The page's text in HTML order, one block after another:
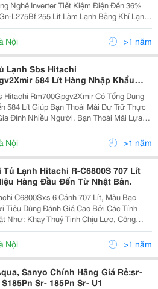
Nghệ Inverter Tiết Kiệm Điện Đến 36%
L275Bf 255 Lít Làm Lạnh Bằng Khí Lạnh
Bảo Độ Tươi Ngon Của Thực Phẩm. Tủ
L275Bf 255 Lít Với Dung Tích Ch
Nội >1 năm
Lạnh Sbs Hitachi
584 Lít Hàng Nhập Khẩu
Rẻ
Hitachi Rm700Gpgv2Xmir Có Tổng Dung
584 Lít Giúp Bạn Thoải Mái Dự Trữ Thực
Đình Nhiều Người. Bạn Thoải Mái Lựa
Trữ Các Loại Thực Phẩm Yêu Thích Mà
Không Cần Lo Lắng. Tủ Lạnh Hitachi Rm700Pgv2Xmir C
Nội >1 năm
Tủ Lạnh Hitachi R-C6800S 707 Lít
Hàng Đầu Đến Từ Nhật Bản.
C6800Sxs 6 Cánh 707 Lít, Màu Bạc
Dùng Đánh Giá Cao Bởi Các Tính
Như: Khay Thuỷ Tinh Chịu Lực, Công
Bị
Kệ Bằng Kính Chịu Lực , Giúp Bạn Đ
Nội >1 năm
Sanyo Chính Hãng Giá Rẻ:sr-
Sr- 185Pn Sr- U1